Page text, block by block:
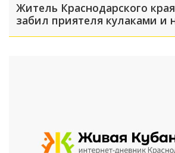
Житель Краснодарского
забил приятеля кулаками и